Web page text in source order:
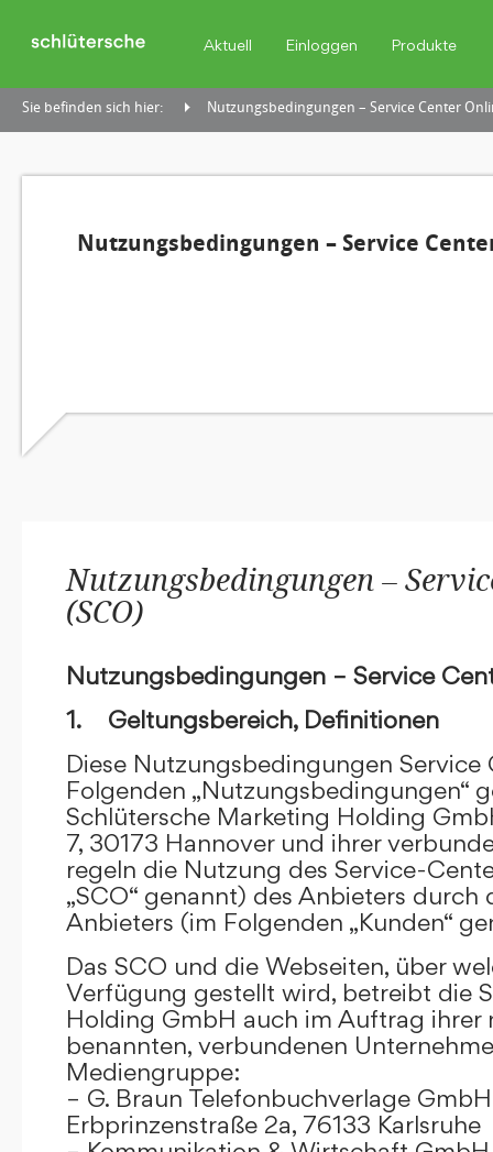
Aktuell Einloggen Produkte
Sie befinden sich hier: Nutzungsbedingungen – Service Center
Nutzungsbedingungen – Service
Nutzungsbedingungen –
(SCO)
Nutzungsbedingungen – Service
1. Geltungsbereich, Definitionen
Diese Nutzungsbedingungen Service
Folgenden „Nutzungsbedingungen“
Schlütersche Marketing Holding
7, 30173 Hannover und ihrer
regeln die Nutzung des Service-
„SCO“ genannt) des Anbieters durch
Anbieters (im Folgenden „Kunden“
Das SCO und die Webseiten, über
Verfügung gestellt wird, betreibt die
Holding GmbH auch im Auftrag ihrer
benannten, verbundenen
Mediengruppe:
– G. Braun Telefonbuchverlage GmbH
Erbprinzenstraße 2a, 76133 Karlsruhe